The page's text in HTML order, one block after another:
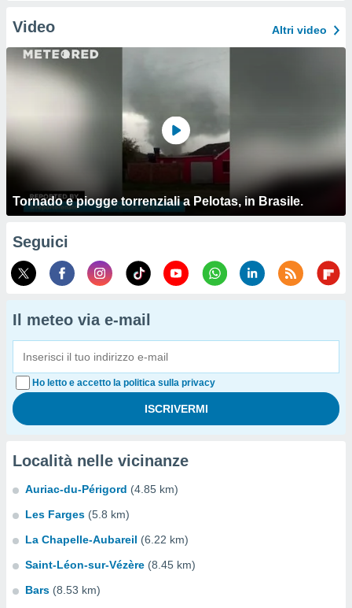
Video Altri video
Tornado e piogge torrenziali a Pelotas, in Brasile.
Seguici
Il meteo via e-mail
Ho letto e accetto la politica sulla privacy
Località nelle vicinanze
Auriac-du-Périgord (4.85 km)
Les Farges (5.8 km)
La Chapelle-Aubareil (6.22 km)
Saint-Léon-sur-Vézère (8.45 km)
Bars (8.53 km)